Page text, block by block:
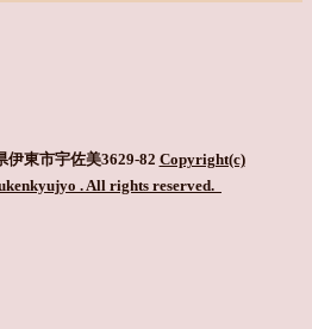
東市宇佐美3629-82 Copyright(c)
. All rights reserved.